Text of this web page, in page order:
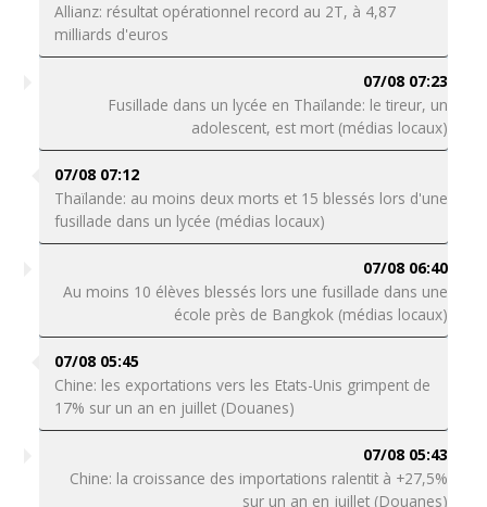
Allianz: résultat opérationnel record au 2T, à 4,87
milliards d'euros
07/08 07:23
Fusillade dans un lycée en Thaïlande: le tireur, un
adolescent, est mort (médias locaux)
07/08 07:12
Thaïlande: au moins deux morts et 15 blessés lors d'une
fusillade dans un lycée (médias locaux)
07/08 06:40
Au moins 10 élèves blessés lors une fusillade dans une
école près de Bangkok (médias locaux)
07/08 05:45
Chine: les exportations vers les Etats-Unis grimpent de
17% sur un an en juillet (Douanes)
07/08 05:43
Chine: la croissance des importations ralentit à +27,5%
sur un an en juillet (Douanes)